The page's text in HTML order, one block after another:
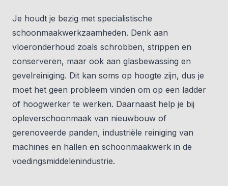
Je houdt je bezig met specialistische
schoonmaakwerkzaamheden. Denk aan
vloeronderhoud zoals schrobben, strippen en
conserveren, maar ook aan glasbewassing en
gevelreiniging. Dit kan soms op hoogte zijn, dus je
moet het geen probleem vinden om op een ladder
of hoogwerker te werken. Daarnaast help je bij
opleverschoonmaak van nieuwbouw of
gerenoveerde panden, industriële reiniging van
machines en hallen en schoonmaakwerk in de
voedingsmiddelenindustrie.